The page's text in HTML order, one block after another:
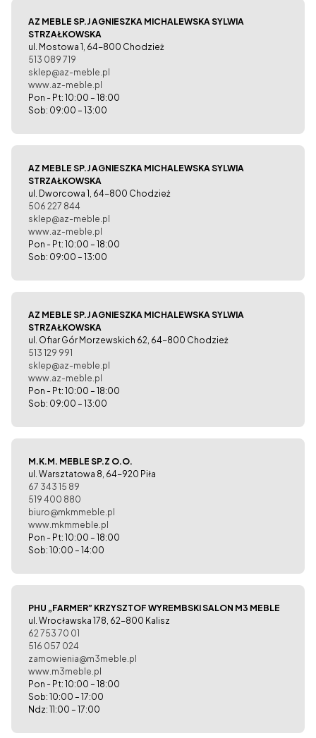
AZ MEBLE SP.J AGNIESZKA MICHALEWSKA SYLWIA
STRZAŁKOWSKA
ul. Mostowa 1, 64-800 Chodzież
513 089 719
sklep@az-meble.pl
www.az-meble.pl
Pon - Pt: 10:00 – 18:00
Sob: 09:00 – 13:00
AZ MEBLE SP.J AGNIESZKA MICHALEWSKA SYLWIA
STRZAŁKOWSKA
ul. Dworcowa 1, 64-800 Chodzież
506 227 844
sklep@az-meble.pl
www.az-meble.pl
Pon - Pt: 10:00 – 18:00
Sob: 09:00 – 13:00
AZ MEBLE SP.J AGNIESZKA MICHALEWSKA SYLWIA
STRZAŁKOWSKA
ul. Ofiar Gór Morzewskich 62, 64-800 Chodzież
513 129 991
sklep@az-meble.pl
www.az-meble.pl
Pon - Pt: 10:00 – 18:00
Sob: 09:00 – 13:00
M.K.M. MEBLE SP.Z O.O.
ul. Warsztatowa 8, 64-920 Piła
67 343 15 89
519 400 880
biuro@mkmmeble.pl
www.mkmmeble.pl
Pon - Pt: 10:00 – 18:00
Sob: 10:00 – 14:00
PHU „FARMER” KRZYSZTOF WYREMBSKI SALON M3 MEBLE
ul. Wrocławska 178, 62-800 Kalisz
62 753 70 01
516 057 024
zamowienia@m3meble.pl
www.m3meble.pl
Pon - Pt: 10:00 – 18:00
Sob: 10:00 – 17:00
Ndz: 11:00 – 17:00